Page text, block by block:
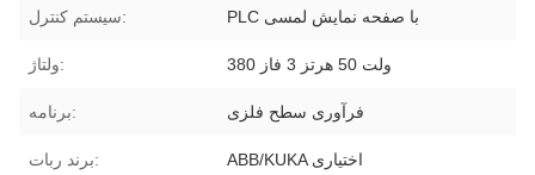
سیستم کنترل: PLC با صفحه نمایش لمسی
ولتاژ: 380 ولت 50 هرتز 3 فاز
برنامه: فرآوری سطح فلزی
برند ربات: ABB/KUKA اختیاری